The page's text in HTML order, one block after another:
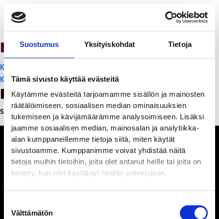
Suostumus Yksityiskohdat Tietoja
Tämä sivusto käyttää evästeitä
Käytämme evästeitä tarjoamamme sisällön ja mainosten
räätälöimiseen, sosiaalisen median ominaisuuksien
tukemiseen ja kävijämäärämme analysoimiseen. Lisäksi
jaamme sosiaalisen median, mainosalan ja analytiikka-
alan kumppaneillemme tietoja siitä, miten käytät
sivustoamme. Kumppanimme voivat yhdistää näitä
tietoja muihin tietoihin, joita olet antanut heille tai joita on
kerätty, kun olet käyttänyt heidän palvelujaan.
valinta
Välttämätön
PanchoVilla
Artikkelien
selaus
K-Citymarket Pori Puuvilla
K-Citymarket Pori Puuvilla
Leave a Reply
Sinun täytyy kirjautua sisään